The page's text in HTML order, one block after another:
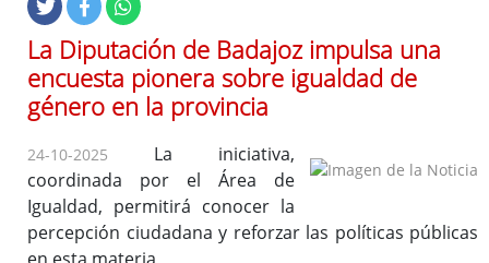
Documentos de interés
Enlaces de interés
La Diputación de Badajoz impulsa una
encuesta pionera sobre igualdad de
género en la provincia
24-10-2025
La iniciativa,
coordinada por el Área de
Igualdad, permitirá conocer la
percepción ciudadana y reforzar las políticas públicas